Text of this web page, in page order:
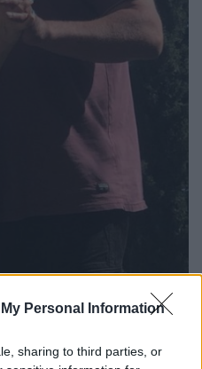
Personal Information
sharing to third parties, or